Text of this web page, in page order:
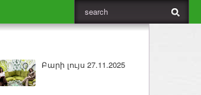
Բարի լույս 26.11.2025